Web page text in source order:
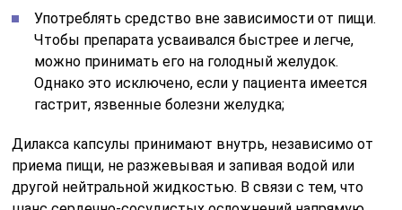
Употреблять средство вне зависимости от пищи.
Чтобы препарата усваивался быстрее и легче,
можно принимать его на голодный желудок.
Однако это исключено, если у пациента имеется
гастрит, язвенные болезни желудка;
Дилакса капсулы принимают внутрь, независимо от
приема пищи, не разжевывая и запивая водой или
другой нейтральной жидкостью. В связи с тем, что